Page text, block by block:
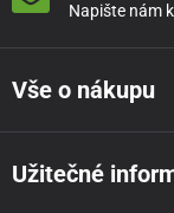
Napište nám
Vše o nákupu
Užitečné